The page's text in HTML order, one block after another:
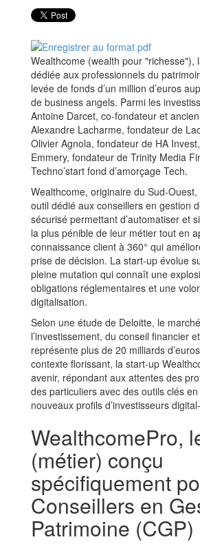
Wealthcome (wealth pour "richesse"),
dédiée aux professionnels du
levée de fonds d’un million d’euros
de business angels. Parmi les
Antoine Darcet, co-fondateur et
Alexandre Lacharme, fondateur de
Olivier Agnola, fondateur de HA
Emmery, fondateur de Trinity Media
Techno’start fond d’amorçage Tech.
Wealthcome, originaire du Sud-
outil dédié aux conseillers en gestion
sécurisé permettant d’automatiser et
la plus pénible de leur métier tout en
connaissance client à 360° qui
prise de décision. La start-up évolue
pleine mutation qui connaît une
obligations réglementaires et une
digitalisation.
Selon une étude de Deloitte, le
l’investissement, du conseil financier
représente plus de 20 milliards
contexte florissant, la start-up
avenir, répondant aux attentes des
des particuliers avec des outils clés
nouveaux profils d’investisseurs
WealthcomePro,
(métier) conçu
spécifiquement
Conseillers en
Patrimoine (CGP)